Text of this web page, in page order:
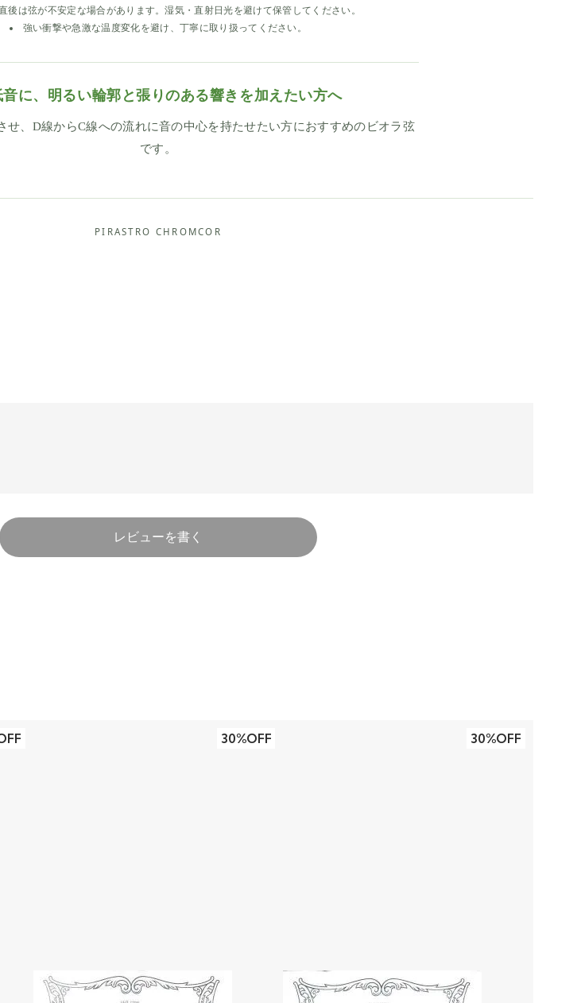
後は弦が不安定な場合があります。湿気・直射日光を避けて保管してください。
強い衝撃や急激な温度変化を避け、丁寧に取り扱ってください。
音に、明るい輪郭と張りのある響きを加えたい方へ
せ、D線からC線への流れに音の中心を持たせたい方におすすめのビオラ弦
です。
PIRASTRO CHROMCOR
レビューを書く
30%OFF 30%OFF